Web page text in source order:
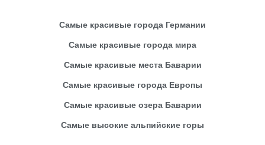
Самые красивые города Германии
Самые красивые города мира
Самые красивые места Баварии
Самые красивые города Европы
Самые красивые озера Баварии
Самые высокие альпийские горы